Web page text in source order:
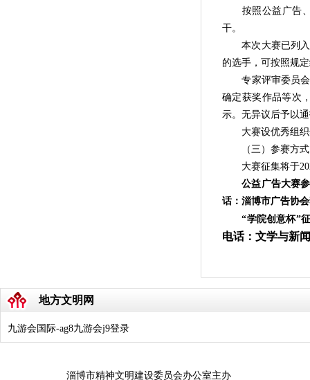
按照公益广告、“
干。
本次大赛已列入
的选手，可按照规
专家评审委员会
确定获奖作品等次
示。无异议后予以
大赛设优秀组织
（三）参赛方式
大赛征集将于
公益广告大赛
话：淄博市广告协
“学院创意杯”征
电话：文学与新
地方文明网
九游会国际-ag8九游会j9登录
淄博市精神文明建设委员会办公室主办